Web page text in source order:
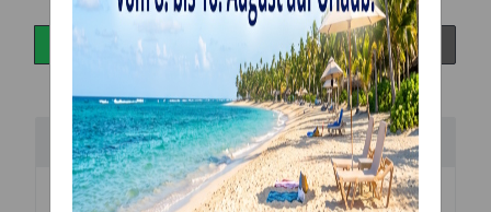
Beschreibung
HandgefertigteTorten TopperausHolz (Birke)zum